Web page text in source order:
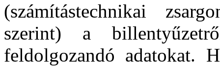
(számítástechnikai
szerint) a
feldolgozandó adatokat.